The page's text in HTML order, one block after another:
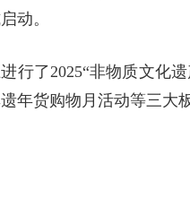
动。
行了2025“非物质文化
年货购物月活动等三大